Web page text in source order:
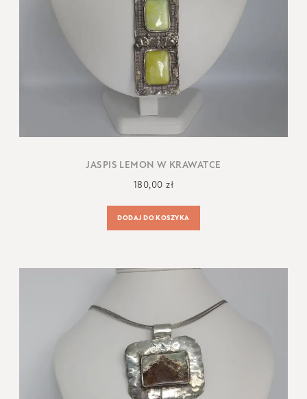
JASPIS LEMON W KRAWATCE
180,00zł
DODAJ DO KOSZYKA